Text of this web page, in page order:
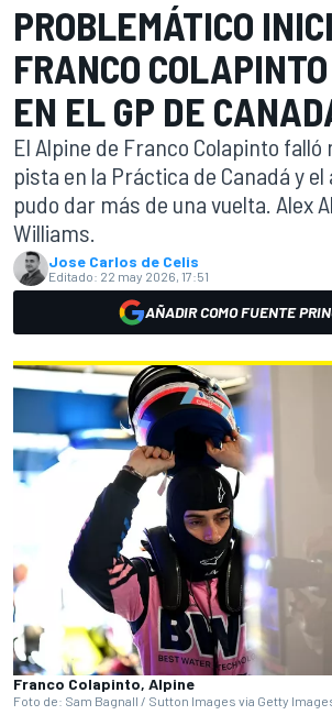
PROBLEMÁTICO
FRANCO
EN EL GP DE
El Alpine de Franco Colapinto falló
pista en la Práctica de Canadá y
pudo dar más de una vuelta. Alex
Williams.
Jose Carlos de Celis
Editado: 22 may 2026, 17:51
AÑADIR COMO FUENTE
Franco Colapinto, Alpine
Foto de: Sam Bagnall / Sutton Images via Getty